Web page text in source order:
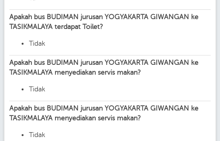
Apakah bus BUDIMAN jurusan YOGYAKARTA GIWANGAN ke
TASIKMALAYA terdapat Toilet?
Tidak
Apakah bus BUDIMAN jurusan YOGYAKARTA GIWANGAN ke
TASIKMALAYA menyediakan servis makan?
Tidak
Apakah bus BUDIMAN jurusan YOGYAKARTA GIWANGAN ke
TASIKMALAYA menyediakan servis makan?
Tidak